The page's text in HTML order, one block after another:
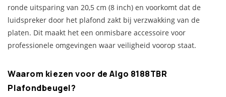
ronde uitsparing van 20,5 cm (8 inch) en voorkomt dat de
luidspreker door het plafond zakt bij verzwakking van de
platen. Dit maakt het een onmisbare accessoire voor
professionele omgevingen waar veiligheid voorop staat.
Waarom kiezen voor de Algo 8188TBR
Plafondbeugel?